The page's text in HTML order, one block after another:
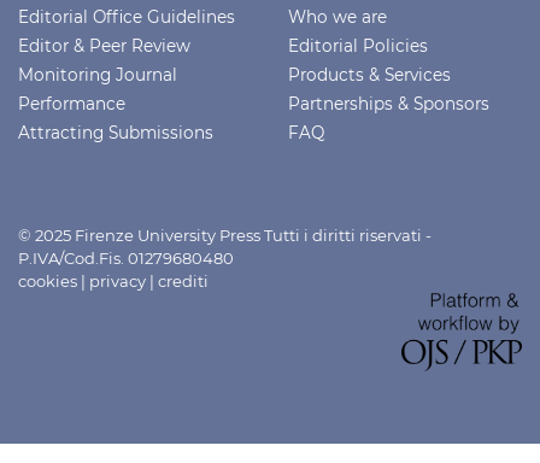
Editorial Office Guidelines
Editor & Peer Review
Monitoring Journal
Performance
Attracting Submissions
Who we are
Editorial Policies
Products & Services
Partnerships & Sponsors
FAQ
© 2025 Firenze University Press Tutti i diritti riservati -
P.IVA/Cod.Fis. 01279680480
cookies | privacy | crediti